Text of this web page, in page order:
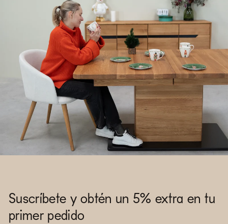
Suscríbete y obtén un 5% extra en tu
primer pedido